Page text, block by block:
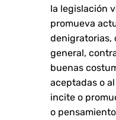
la legislación
promueva
denigratorias,
general,
buenas
aceptadas o
incite o
o